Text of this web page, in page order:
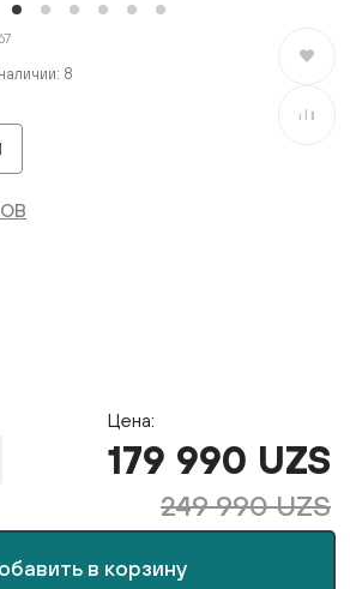
8
В
В
в корзину
Цена:
179 990 UZS
249 990 UZS